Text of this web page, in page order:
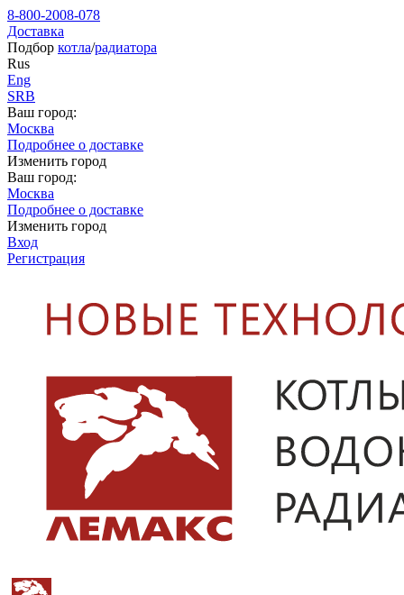
8-800-2008-078
Доставка
Подбор котла/радиатора
Rus
Eng
SRB
Ваш город:
Москва
Подробнее о доставке
Изменить город
Ваш город:
Москва
Подробнее о доставке
Изменить город
Вход
Регистрация